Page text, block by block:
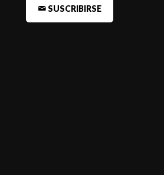
SUSCRIBIRSE